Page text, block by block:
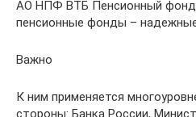
АО НПФ ВТБ Пенсионный
пенсионные фонды –
Важно
К ним применяется
стороны: Банка России,